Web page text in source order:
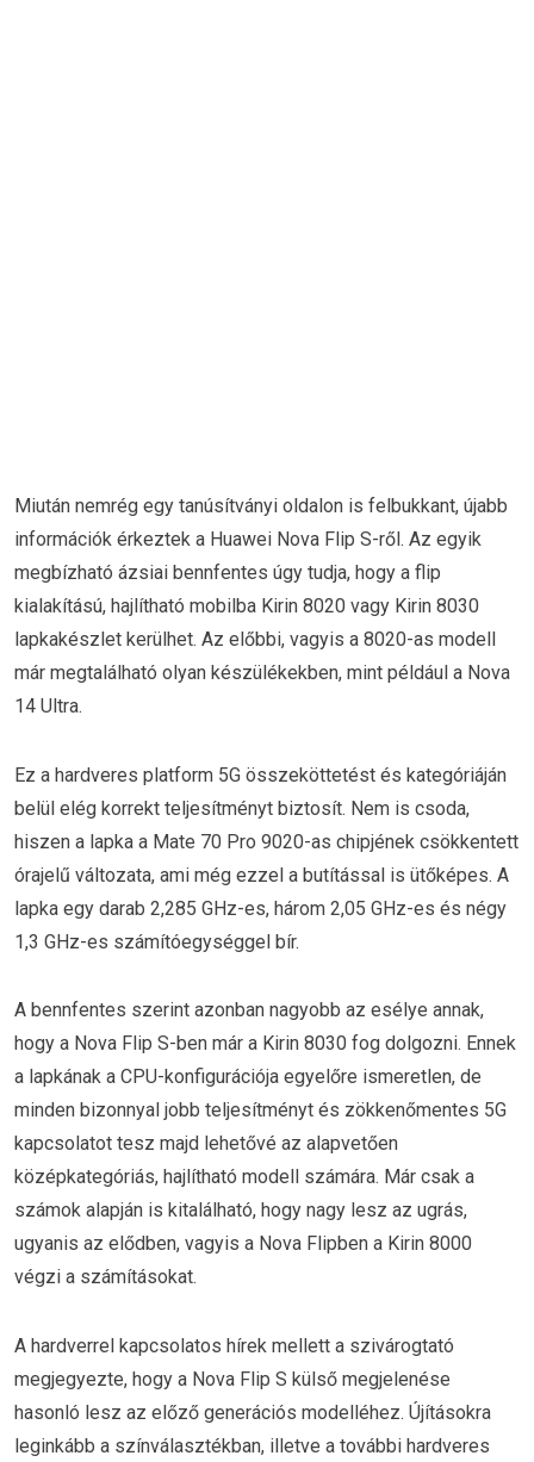
Miután nemrég egy tanúsítványi oldalon is felbukkant, újabb
információk érkeztek a Huawei Nova Flip S-ről. Az egyik
megbízható ázsiai bennfentes úgy tudja, hogy a flip
kialakítású, hajlítható mobilba Kirin 8020 vagy Kirin 8030
lapkakészlet kerülhet. Az előbbi, vagyis a 8020-as modell
már megtalálható olyan készülékekben, mint például a Nova
14 Ultra.
Ez a hardveres platform 5G összeköttetést és kategóriáján
belül elég korrekt teljesítményt biztosít. Nem is csoda,
hiszen a lapka a Mate 70 Pro 9020-as chipjének csökkentett
órajelű változata, ami még ezzel a butítással is ütőképes. A
lapka egy darab 2,285 GHz-es, három 2,05 GHz-es és négy
1,3 GHz-es számítóegységgel bír.
A bennfentes szerint azonban nagyobb az esélye annak,
hogy a Nova Flip S-ben már a Kirin 8030 fog dolgozni. Ennek
a lapkának a CPU-konfigurációja egyelőre ismeretlen, de
minden bizonnyal jobb teljesítményt és zökkenőmentes 5G
kapcsolatot tesz majd lehetővé az alapvetően
középkategóriás, hajlítható modell számára. Már csak a
számok alapján is kitalálható, hogy nagy lesz az ugrás,
ugyanis az elődben, vagyis a Nova Flipben a Kirin 8000
végzi a számításokat.
A hardverrel kapcsolatos hírek mellett a szivárogtató
megjegyezte, hogy a Nova Flip S külső megjelenése
hasonló lesz az előző generációs modelléhez. Újításokra
leginkább a színválasztékban, illetve a további hardveres